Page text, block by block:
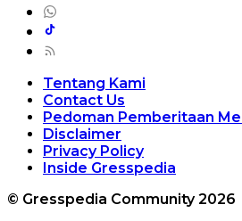
Tentang Kami
Contact Us
Pedoman Pemberitaan
Disclaimer
Privacy Policy
Inside Gresspedia
© Gresspedia Community 2026